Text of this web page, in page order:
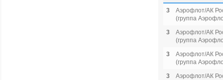
3
Аэрофлот/АК
(группа
3
Аэрофлот/АК
(группа
3
Аэрофлот/АК
(группа
3
Аэрофлот/АК